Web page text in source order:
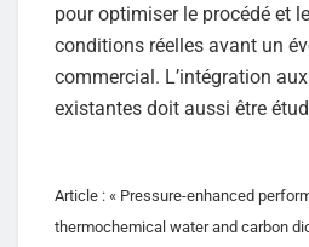
pour optimiser le procédé et
conditions réelles avant un
commercial. L’intégration
existantes doit aussi être
Article : « Pressure-enhanced
thermochemical water and carbon